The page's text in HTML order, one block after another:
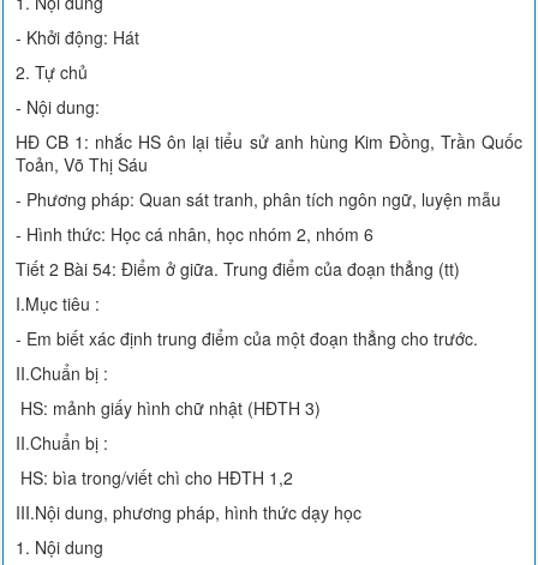
- Khởi động: Hát
2. Tự chủ
- Nội dung:
HĐ CB 1: nhắc HS ôn lại tiểu sử anh hùng Kim Đồng, Trần Quốc
Toản, Võ Thị Sáu
- Phương pháp: Quan sát tranh, phân tích ngôn ngữ, luyện mẫu
- Hình thức: Học cá nhân, học nhóm 2, nhóm 6
Tiết 2 Bài 54: Điểm ở giữa. Trung điểm của đoạn thẳng (tt)
I.Mục tiêu :
- Em biết xác định trung điểm của một đoạn thẳng cho trước.
II.Chuẩn bị :
HS: mảnh giấy hình chữ nhật (HĐTH 3)
II.Chuẩn bị :
HS: bìa trong/viết chì cho HĐTH 1,2
III.Nội dung, phương pháp, hình thức dạy học
1. Nội dung